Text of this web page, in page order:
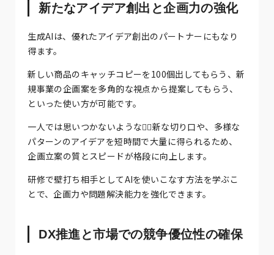
新たなアイデア創出と企画力の強化
生成AIは、優れたアイデア創出のパートナーにもなり
得ます。
新しい商品のキャッチコピーを100個出してもらう、新
規事業の企画案を多角的な視点から提案してもらう、
といった使い方が可能です。
一人では思いつかないような斬ّ新な切り口や、多様な
パターンのアイデアを短時間で大量に得られるため、
企画立案の質とスピードが格段に向上します。
研修で壁打ち相手としてAIを使いこなす方法を学ぶこ
とで、企画力や問題解決能力を強化できます。
DX推進と市場での競争優位性の確保